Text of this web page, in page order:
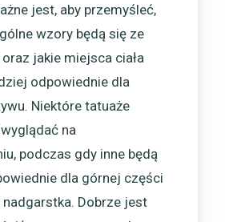
jest, aby przemyśleć,
wzory będą się ze
jakie miejsca ciała
odpowiednie dla
Niektóre tatuaże
na
podczas gdy inne będą
dla górnej części
nadgarstka. Dobrze jest